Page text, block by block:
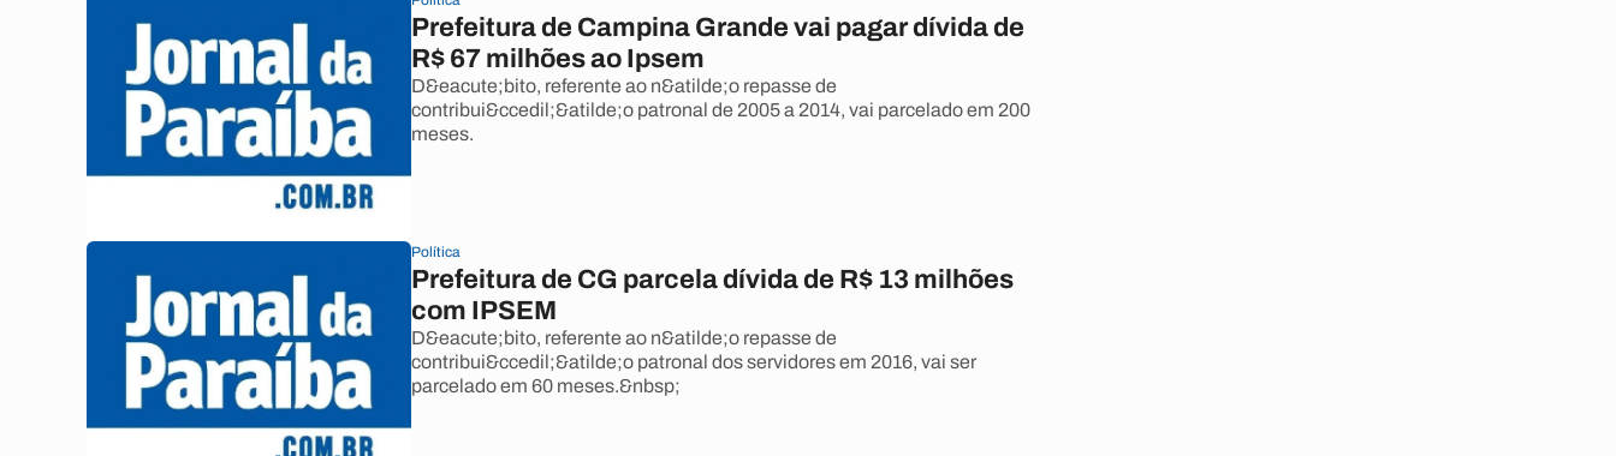
Prefeitura de Campina Grande vai pagar dívida de
R$ 67 milhões ao Ipsem
D&eacute;bito, referente ao n&atilde;o repasse de
contribui&ccedil;&atilde;o patronal de 2005 a 2014, vai parcelado em 200
meses.
Política
Prefeitura de CG parcela dívida de R$ 13 milhões
com IPSEM
D&eacute;bito, referente ao n&atilde;o repasse de
contribui&ccedil;&atilde;o patronal dos servidores em 2016, vai ser
parcelado em 60 meses.&nbsp;